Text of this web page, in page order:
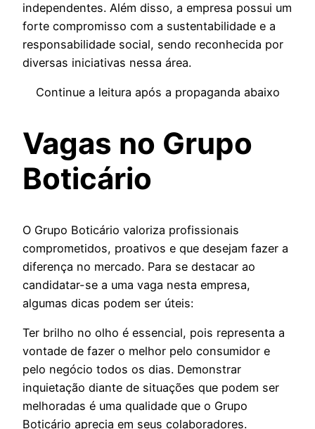
independentes. Além disso, a empresa possui um
forte compromisso com a sustentabilidade e a
responsabilidade social, sendo reconhecida por
diversas iniciativas nessa área.
Continue a leitura após a propaganda abaixo
Vagas no Grupo
Boticário
O Grupo Boticário valoriza profissionais
comprometidos, proativos e que desejam fazer a
diferença no mercado. Para se destacar ao
candidatar-se a uma vaga nesta empresa,
algumas dicas podem ser úteis:
Ter brilho no olho é essencial, pois representa a
vontade de fazer o melhor pelo consumidor e
pelo negócio todos os dias. Demonstrar
inquietação diante de situações que podem ser
melhoradas é uma qualidade que o Grupo
Boticário aprecia em seus colaboradores.